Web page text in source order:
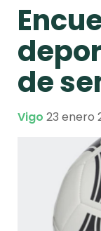
de
Vigo 23 enero